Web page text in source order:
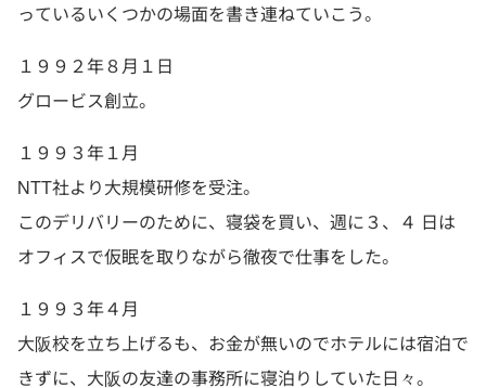
っているいくつかの場面を書き連ねていこう。
１９９２年８月１日
グロービス創立。
１９９３年１月
NTT社より大規模研修を受注。
このデリバリーのために、寝袋を買い、週に３、４ 日は
オフィスで仮眠を取りながら徹夜で仕事をした。
１９９３年４月
大阪校を立ち上げるも、お金が無いのでホテルには宿泊で
きずに、大阪の友達の事務所に寝泊りしていた日々。